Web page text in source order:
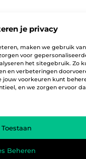
je privacy
maken we gebruik
voor
het sitegebruik. Zo
en verbeteringen
voorkeuren kunt
en we zorgen ervoor
Beheren